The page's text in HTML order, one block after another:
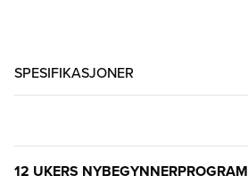
SPESIFIKASJONER
12 UKERS NYBEGYNNERPROGRAM